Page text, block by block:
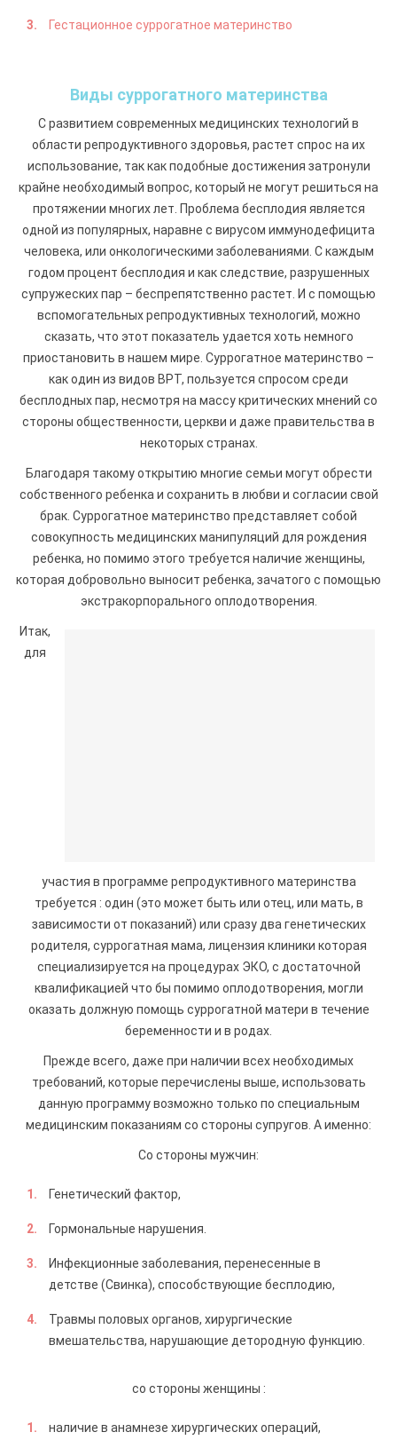
Гестационное суррогатное материнство
Виды суррогатного материнства
С развитием современных медицинских технологий в
области репродуктивного здоровья, растет спрос на их
использование, так как подобные достижения затронули
крайне необходимый вопрос, который не могут решиться на
протяжении многих лет. Проблема бесплодия является
одной из популярных, наравне с вирусом иммунодефицита
человека, или онкологическими заболеваниями. С каждым
годом процент бесплодия и как следствие, разрушенных
супружеских пар – беспрепятственно растет. И с помощью
вспомогательных репродуктивных технологий, можно
сказать, что этот показатель удается хоть немного
приостановить в нашем мире. Суррогатное материнство –
как один из видов ВРТ, пользуется спросом среди
бесплодных пар, несмотря на массу критических мнений со
стороны общественности, церкви и даже правительства в
некоторых странах.
Благодаря такому открытию многие семьи могут обрести
собственного ребенка и сохранить в любви и согласии свой
брак. Суррогатное материнство представляет собой
совокупность медицинских манипуляций для рождения
ребенка, но помимо этого требуется наличие женщины,
которая добровольно выносит ребенка, зачатого с помощью
экстракорпорального оплодотворения.
Итак,
для
участия в программе репродуктивного материнства
требуется : один (это может быть или отец, или мать, в
зависимости от показаний) или сразу два генетических
родителя, суррогатная мама, лицензия клиники которая
специализируется на процедурах ЭКО, с достаточной
квалификацией что бы помимо оплодотворения, могли
оказать должную помощь суррогатной матери в течение
беременности и в родах.
Прежде всего, даже при наличии всех необходимых
требований, которые перечислены выше, использовать
данную программу возможно только по специальным
медицинским показаниям со стороны супругов. А именно:
Со стороны мужчин:
Генетический фактор,
Гормональные нарушения.
Инфекционные заболевания, перенесенные в
детстве (Свинка), способствующие бесплодию,
Травмы половых органов, хирургические
вмешательства, нарушающие детородную функцию.
со стороны женщины :
наличие в анамнезе хирургических операций,